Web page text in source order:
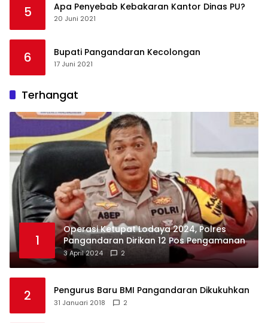
5 Apa Penyebab Kebakaran Kantor Dinas PU?
20 Juni 2021
6 Bupati Pangandaran Kecolongan
17 Juni 2021
Terhangat
1
Operasi Ketupat Lodaya 2024, Polres
Pangandaran Dirikan 12 Pos Pengamanan
3 April 2024 2
2 Pengurus Baru BMI Pangandaran Dikukuhkan
31 Januari 2018 2